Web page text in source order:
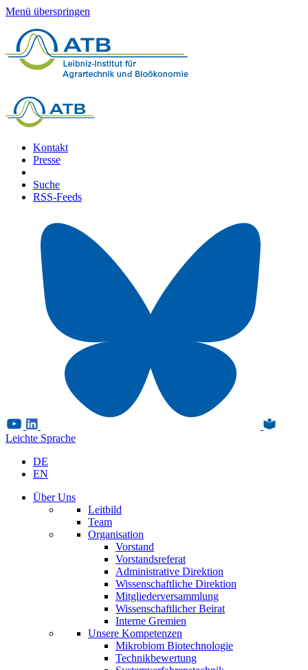
Menü überspringen
Kontakt
Presse
Suche
RSS-Feeds
Leichte Sprache
DE
EN
Über Uns
Leitbild
Team
Organisation
Vorstand
Vorstandsreferat
Administrative Direktion
Wissenschaftliche Direktion
Mitgliederversammlung
Wissenschaftlicher Beirat
Interne Gremien
Unsere Kompetenzen
Mikrobiom Biotechnologie
Technikbewertung